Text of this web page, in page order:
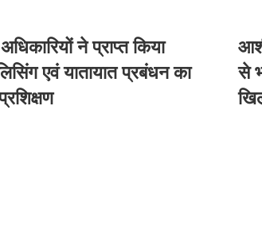
ने प्राप्त किया
एवं यातायात प्रबंधन का
से